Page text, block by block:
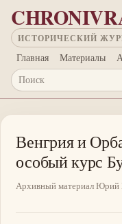
Перейти к основному
ИСТОРИЧЕСКИЙ
Главная Материалы
Поиск
Венгрия и
особый курс
Архивный материалЮрий